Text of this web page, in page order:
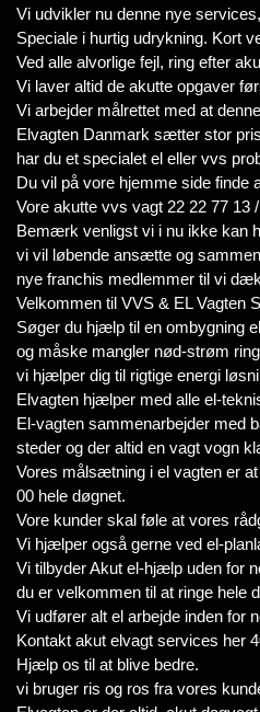
Vi udvikler nu denne nye
Speciale i hurtig udrykning. Kort
Ved alle alvorlige fejl, ring efter
Vi laver altid de akutte opgaver
Vi arbejder målrettet med at
Elvagten Danmark sætter stor
har du et specialet el eller vvs
Du vil på vore hjemme side finde
Vore akutte vvs vagt 22 22 77 13
Bemærk venligst vi i nu ikke kan
vi vil løbende ansætte og
nye franchis medlemmer til vi
Velkommen til VVS & EL Vagten
Søger du hjælp til en ombygning
og måske mangler nød-strøm
vi hjælper dig til rigtige energi
Elvagten hjælper med alle el-
El-vagten sammenarbejder med
steder og der altid en vagt vogn
Vores målsætning i el vagten er
00 hele døgnet.
Vore kunder skal føle at vores
Vi hjælper også gerne ved el-
Vi tilbyder Akut el-hjælp uden for
du er velkommen til at ringe hele
Vi udfører alt el arbejde inden for
Kontakt akut elvagt services her
Hjælp os til at blive bedre.
vi bruger ris og ros fra vores